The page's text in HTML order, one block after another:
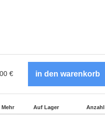
€
Mehr Auf Lager Anzahl